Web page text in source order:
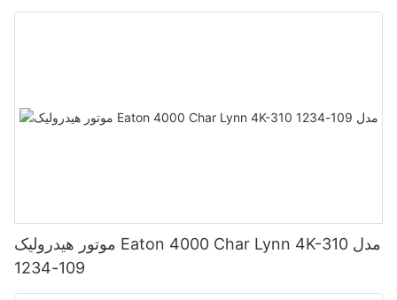
موتور هیدرولیک Eaton 4000 Char Lynn 4K-310 مدل
109-1234